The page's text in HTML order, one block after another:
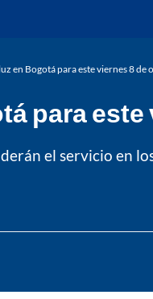
en Bogotá para este viernes 8 de
para
el servicio en